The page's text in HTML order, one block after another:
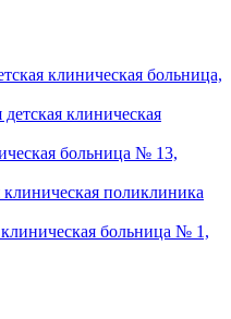
клиническая больница,
детская клиническая
больница № 13,
клиническая поликлиника
клиническая больница № 1,